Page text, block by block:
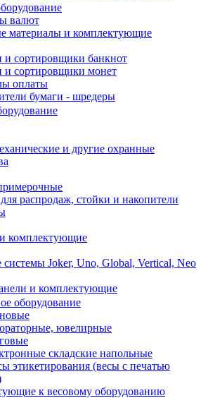
валют
материалы и комплектующие
и сортировщики банкнот
и сортировщики монет
оплаты
бумаги - шредеры
и другие охранные
распродаж, стойки и накопители
комплектующие
системы Joker, Uno, Global, Vertical, Neo
и комплектующие
оборудование
ювелирные
складские напольные
этикетирования (весы с печатью
к весовому оборудованию